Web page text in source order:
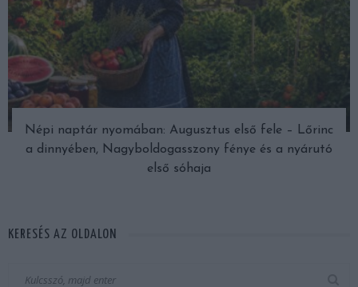
Népi naptár nyomában: Augusztus első fele – Lőrinc
a dinnyében, Nagyboldogasszony fénye és a nyárutó
első sóhaja
KERESÉS AZ OLDALON